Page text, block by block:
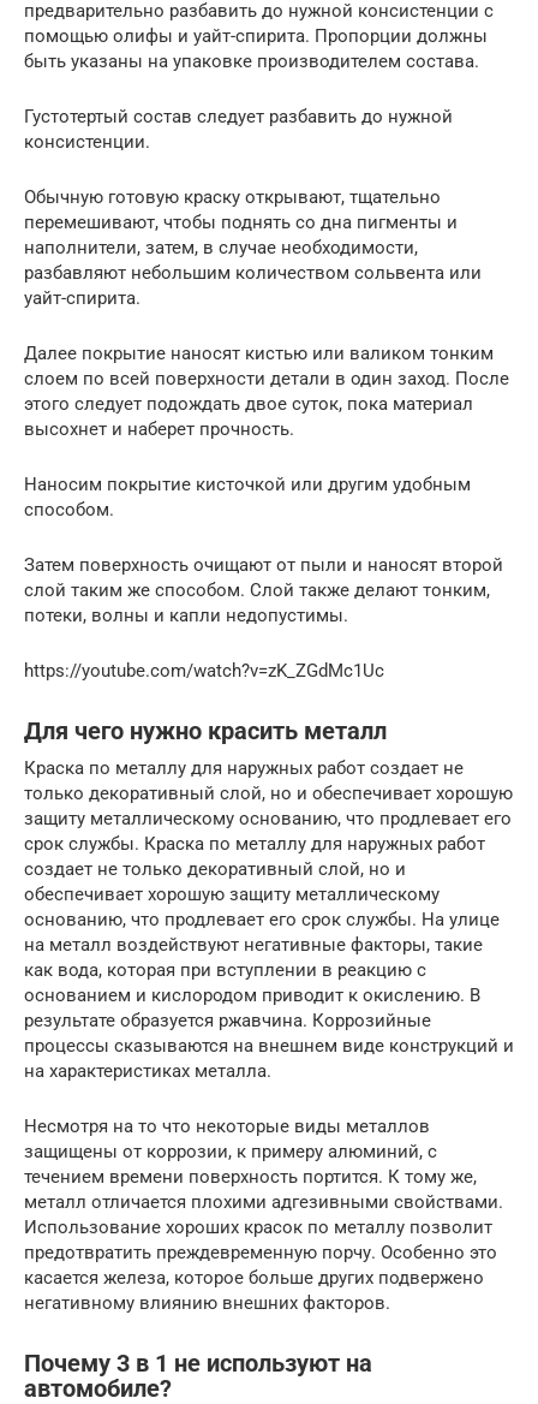
предварительно разбавить до нужной консистенции с
помощью олифы и уайт-спирита. Пропорции должны
быть указаны на упаковке производителем состава.
Густотертый состав следует разбавить до нужной
консистенции.
Обычную готовую краску открывают, тщательно
перемешивают, чтобы поднять со дна пигменты и
наполнители, затем, в случае необходимости,
разбавляют небольшим количеством сольвента или
уайт-спирита.
Далее покрытие наносят кистью или валиком тонким
слоем по всей поверхности детали в один заход. После
этого следует подождать двое суток, пока материал
высохнет и наберет прочность.
Наносим покрытие кисточкой или другим удобным
способом.
Затем поверхность очищают от пыли и наносят второй
слой таким же способом. Слой также делают тонким,
потеки, волны и капли недопустимы.
https://youtube.com/watch?v=zK_ZGdMc1Uc
Для чего нужно красить металл
Краска по металлу для наружных работ создает не
только декоративный слой, но и обеспечивает хорошую
защиту металлическому основанию, что продлевает его
срок службы. Краска по металлу для наружных работ
создает не только декоративный слой, но и
обеспечивает хорошую защиту металлическому
основанию, что продлевает его срок службы. На улице
на металл воздействуют негативные факторы, такие
как вода, которая при вступлении в реакцию с
основанием и кислородом приводит к окислению. В
результате образуется ржавчина. Коррозийные
процессы сказываются на внешнем виде конструкций и
на характеристиках металла.
Несмотря на то что некоторые виды металлов
защищены от коррозии, к примеру алюминий, с
течением времени поверхность портится. К тому же,
металл отличается плохими адгезивными свойствами.
Использование хороших красок по металлу позволит
предотвратить преждевременную порчу. Особенно это
касается железа, которое больше других подвержено
негативному влиянию внешних факторов.
Почему 3 в 1 не используют на
автомобиле?